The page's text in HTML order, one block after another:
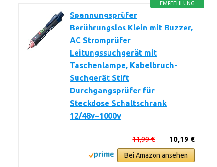
EMPFEHLUNG
Spannungsprüfer
Berührungslos Klein mit Buzzer,
AC Stromprüfer
Leitungssuchgerät mit
Taschenlampe, Kabelbruch-
Suchgerät Stift
Durchgangsprüfer für
Steckdose Schaltschrank
12/48v~1000v
10,19 €
11,99 €
Bei Amazon ansehen